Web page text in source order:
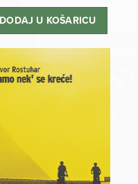
bila
cijena
DODAJ U KOŠARICU